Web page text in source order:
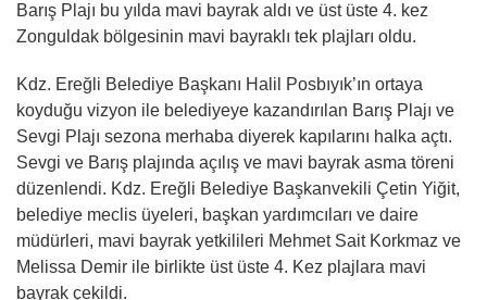
Barış Plajı bu yılda mavi bayrak aldı ve üst üste 4. kez
Zonguldak bölgesinin mavi bayraklı tek plajları oldu.
Kdz. Ereğli Belediye Başkanı Halil Posbıyık’ın ortaya
koyduğu vizyon ile belediyeye kazandırılan Barış Plajı ve
Sevgi Plajı sezona merhaba diyerek kapılarını halka açtı.
Sevgi ve Barış plajında açılış ve mavi bayrak asma töreni
düzenlendi. Kdz. Ereğli Belediye Başkanvekili Çetin Yiğit,
belediye meclis üyeleri, başkan yardımcıları ve daire
müdürleri, mavi bayrak yetkilileri Mehmet Sait Korkmaz ve
Melissa Demir ile birlikte üst üste 4. Kez plajlara mavi
bayrak çekildi.